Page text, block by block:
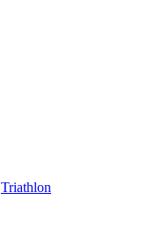
Triathlon